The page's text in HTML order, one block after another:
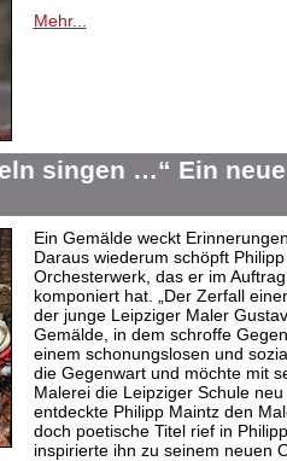
Mehr...
singen …“ Ein
Ein Gemälde weckt
Daraus wiederum schöpft
Orchesterwerk, das er im
komponiert hat. „Der Zerfall
der junge Leipziger Maler
Gemälde, in dem schroffe
einem schonungslosen und
die Gegenwart und möchte mit
Malerei die Leipziger Schule
entdeckte Philipp Maintz den
doch poetische Titel rief in
inspirierte ihn zu seinem neuen